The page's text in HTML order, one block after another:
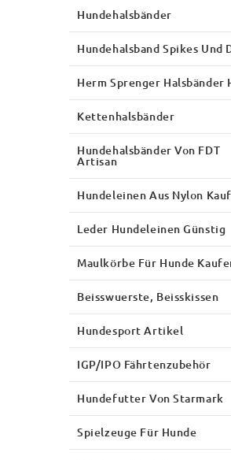
Hundehalsbänder
Hundehalsband Spikes Und
Herm Sprenger Halsbänder
Kettenhalsbänder
Hundehalsbänder Von FDT
Artisan
Hundeleinen Aus Nylon
Leder Hundeleinen Günstig
Maulkörbe Für Hunde
Beisswuerste, Beisskissen
Hundesport Artikel
IGP/IPO Fährtenzubehör
Hundefutter Von Starmark
Spielzeuge Für Hunde